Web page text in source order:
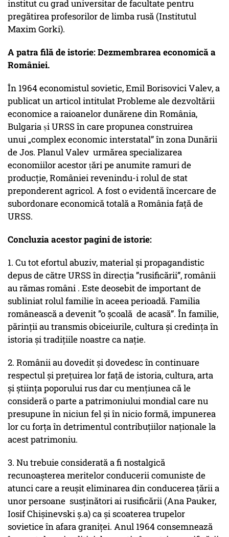
institut cu grad universitar de facultate pentru
pregătirea profesorilor de limba rusă (Institutul
Maxim Gorki).
A patra filă de istorie: Dezmembrarea economică a
României.
În 1964 economistul sovietic, Emil Borisovici Valev, a
publicat un articol intitulat Probleme ale dezvoltării
economice a raioanelor dunărene din România,
Bulgaria ṣi URSS în care propunea construirea
unui „complex economic interstatal” în zona Dunării
de Jos. Planul Valev urmărea specializarea
economiilor acestor ṭări pe anumite ramuri de
producție, României revenindu-i rolul de stat
preponderent agricol. A fost o evidentă încercare de
subordonare economică totală a România față de
URSS.
Concluzia acestor pagini de istorie:
1. Cu tot efortul abuziv, material și propagandistic
depus de către URSS în direcția ”rusificării”, românii
au rămas români . Este deosebit de important de
subliniat rolul familie în aceea perioadă. Familia
românească a devenit ”o școală de acasă”. În familie,
părinții au transmis obiceiurile, cultura și credința în
istoria și tradițiile noastre ca nație.
2. Românii au dovedit și dovedesc în continuare
respectul și prețuirea lor față de istoria, cultura, arta
și știința poporului rus dar cu mențiunea că le
consideră o parte a patrimoniului mondial care nu
presupune în niciun fel și în nicio formă, impunerea
lor cu forța în detrimentul contribuțiilor naționale la
acest patrimoniu.
3. Nu trebuie considerată a fi nostalgică
recunoașterea meritelor conducerii comuniste de
atunci care a reușit eliminarea din conducerea țării a
unor persoane susținători ai rusificării (Ana Pauker,
Iosif Chișinevski ș.a) ca și scoaterea trupelor
sovietice în afara graniței. Anul 1964 consemnează